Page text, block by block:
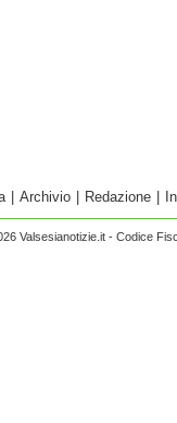
Archivio Redazione
Valsesianotizie.it - Codice